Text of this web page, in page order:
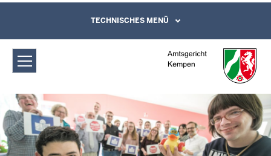
Amtsgericht Kempen: Hinweise zur
Leichten Sprache
Direkt zum Inhalt
Leichte Sprache, Gebärdensprachenvideo
und Kontaktformular
TECHNISCHES MENÜ